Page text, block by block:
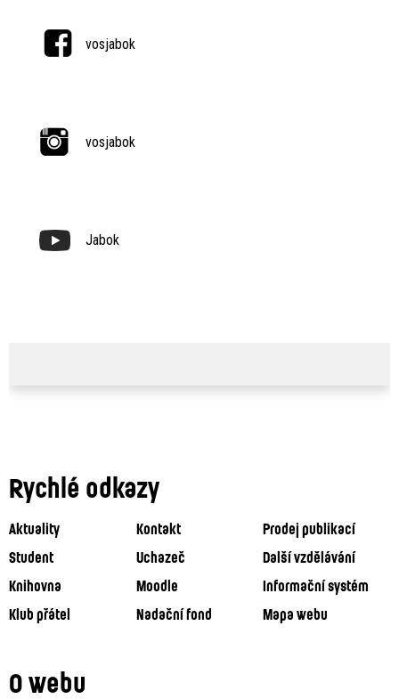
vosjabok
vosjabok
Jabok
Rychlé odkazy
Aktuality Kontakt
Prodej publikací
Student
Uchazeč
Další vzdělávání
Knihovna
Moodle
Informační systém
Klub přátel
Nadační fond Mapa webu
O webu